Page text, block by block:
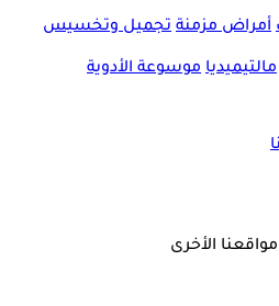
أمراض مزمنة تجميل وتخسيس
مالتيميديا موسوعة الأدوية
مواقعنا الأخرى